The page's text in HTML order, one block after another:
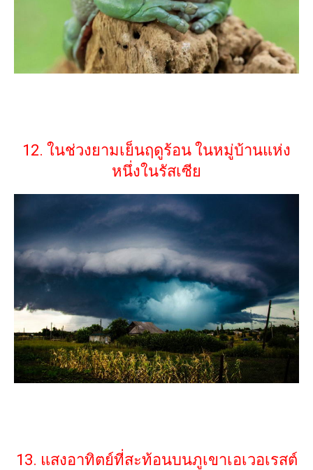
12. ในช่วงยามเย็นฤดูร้อน ในหมู่บ้านแห่ง
หนึ่งในรัสเซีย
13. แสงอาทิตย์ที่สะท้อนบนภูเขาเอเวอเรสต์